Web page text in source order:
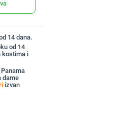
14 dana.
od 14
kostima i
dame
izvan